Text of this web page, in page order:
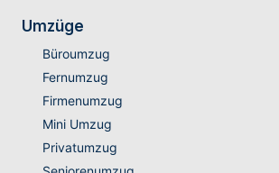
Umzüge
Büroumzug
Fernumzug
Firmenumzug
Mini Umzug
Privatumzug